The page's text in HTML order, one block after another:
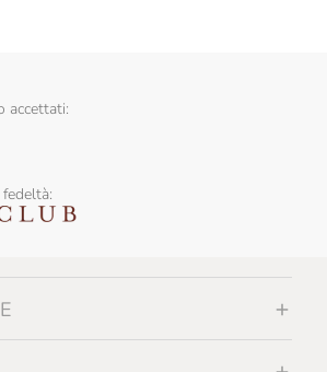
accettati: